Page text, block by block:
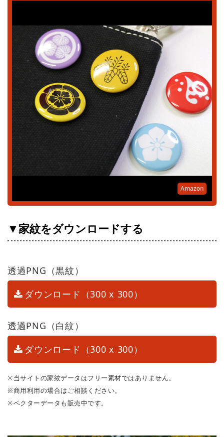
Amazon
▼家紋をダウンロードする
透過PNG（黒紋）
ダウンロード（300 x 300）
透過PNG（白紋）
ダウンロード（300 x 300）
※当サイトの家紋データはフリー素材ではありません。
※商用利用の場合はご相談ください。
※ベクターデータも販売中です。